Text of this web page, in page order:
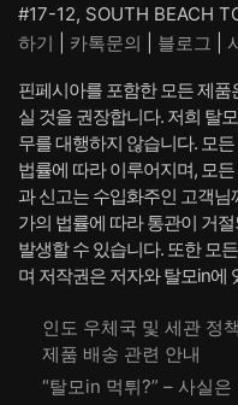
#17-12, SOUTH BEACH
하기
카톡문의 블로그
핀페시아를 포함한 모든 제
실 것을 권장합니다. 저희 탈
무를 대행하지 않습니다. 모
법률에 따라 이루어지며, 모
과 신고는 수입화주인 고객
가의 법률에 따라 통관이 거
발생할 수 있습니다. 또한 모
며 저작권은 저자와 탈모in에
인도 우체국 및 세관 정
제품 배송 관련 안내
“탈모in 먹튀?” – 사실